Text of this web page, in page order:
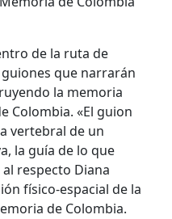
de la ruta de
que narrarán
la memoria
Colombia. «El guion
vertebral de un
la guía de lo que
respecto Diana
físico-espacial de la
de Colombia.